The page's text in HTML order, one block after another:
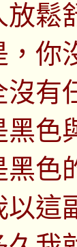
鬆
，
沒有
黑色
黑色
以這